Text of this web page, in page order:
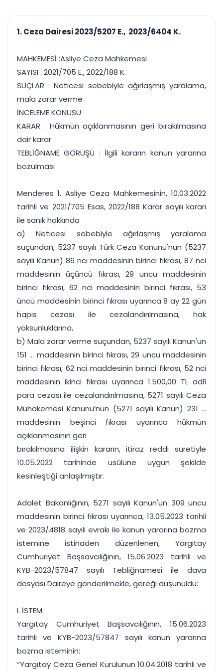
Duruşma ve görev
takvimi
Bildirim
Süreleri asla kaçırmayın
takibi
Tek panelde uçtan uca yönetim
UYAP & UETS entegrasyonundan finansa, hepsi bir arada.
Tüm özellikleri inceleyin
1. Ceza Dairesi 2023/5207 E., 2023/6404 K.
MAHKEMESİ :Asliye Ceza Mahkemesi
SAYISI : 2021/705 E., 2022/188 K.
SUÇLAR : Neticesi sebebiyle ağırlaşmış yaralama,
mala zarar verme
İNCELEME KONUSU
KARAR : Hükmün açıklanmasının geri bırakılmasına
dair karar
TEBLİĞNAME GÖRÜŞÜ : İlgili kararın kanun yararına
bozulması
Menderes 1. Asliye Ceza Mahkemesinin, 10.03.2022
tarihli ve 2021/705 Esas, 2022/188 Karar sayılı kararı
ile sanık hakkında
a) Neticesi sebebiyle ağırlaşmış yaralama
suçundan, 5237 sayılı Türk Ceza Kanunu'nun (5237
sayılı Kanun) 86 ncı maddesinin birinci fıkrası, 87 nci
maddesinin üçüncü fıkrası, 29 uncu maddesinin
birinci fıkrası, 62 nci maddesinin birinci fıkrası, 53
üncü maddesinin birinci fıkrası uyarınca 8 ay 22 gün
hapis cezası ile cezalandırılmasına, hak
yoksunluklarına,
b) Mala zarar verme suçundan, 5237 sayılı Kanun'un
151 ... maddesinin birinci fıkrası, 29 uncu maddesinin
birinci fıkrası, 62 nci maddesinin birinci fıkrası, 52 nci
maddesinin ikinci fıkrası uyarınca 1.500,00 TL adlî
para cezası ile cezalandırılmasına, 5271 sayılı Ceza
Muhakemesi Kanunu’nun (5271 sayılı Kanun) 231 ...
maddesinin beşinci fıkrası uyarınca hükmün
açıklanmasının geri
bırakılmasına ilişkin kararın, itiraz reddi suretiyle
10.05.2022 tarihinde usûlüne uygun şekilde
kesinleştiği anlaşılmıştır.
Adalet Bakanlığının, 5271 sayılı Kanun'un 309 uncu
maddesinin birinci fıkrası uyarınca, 13.05.2023 tarihli
ve 2023/4818 sayılı evrakı ile kanun yararına bozma
istemine istinaden düzenlenen, Yargıtay
Cumhuriyet Başsavcılığının, 15.06.2023 tarihli ve
KYB-2023/57847 sayılı Tebliğnamesi ile dava
dosyası Daireye gönderilmekle, gereği düşünüldü:
I. İSTEM
Yargıtay Cumhuriyet Başsavcılığının, 15.06.2023
tarihli ve KYB-2023/57847 sayılı kanun yararına
bozma isteminin;
“Yargıtay Ceza Genel Kurulunun 10.04.2018 tarihli ve